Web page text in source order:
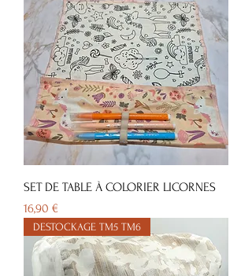
SET DE TABLE À COLORIER LICORNES
Prix
16,90 €
DESTOCKAGE TM5 TM6